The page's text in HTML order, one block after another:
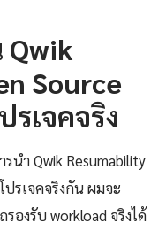
Qwik
Source
เจคจริง
นำ Qwik Resumability
ปรเจคจริงกัน ผมจะ
องรับ workload จริงได้